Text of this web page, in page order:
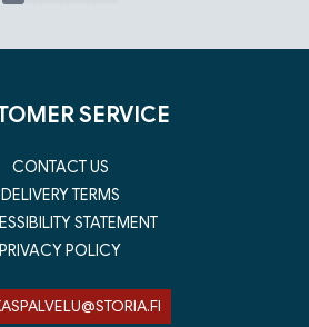
SERVICE
CONTACT US
DELIVERY TERMS
STATEMENT
PRIVACY POLICY